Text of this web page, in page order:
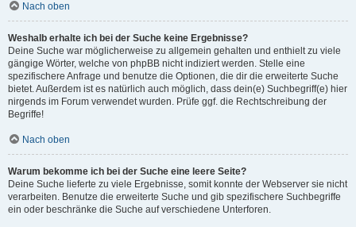
Nach oben
Weshalb erhalte ich bei der Suche keine Ergebnisse?
Deine Suche war möglicherweise zu allgemein gehalten und enthielt zu viele
gängige Wörter, welche von phpBB nicht indiziert werden. Stelle eine
spezifischere Anfrage und benutze die Optionen, die dir die erweiterte Suche
bietet. Außerdem ist es natürlich auch möglich, dass dein(e) Suchbegriff(e) hier
nirgends im Forum verwendet wurden. Prüfe ggf. die Rechtschreibung der
Begriffe!
Nach oben
Warum bekomme ich bei der Suche eine leere Seite?
Deine Suche lieferte zu viele Ergebnisse, somit konnte der Webserver sie nicht
verarbeiten. Benutze die erweiterte Suche und gib spezifischere Suchbegriffe
ein oder beschränke die Suche auf verschiedene Unterforen.